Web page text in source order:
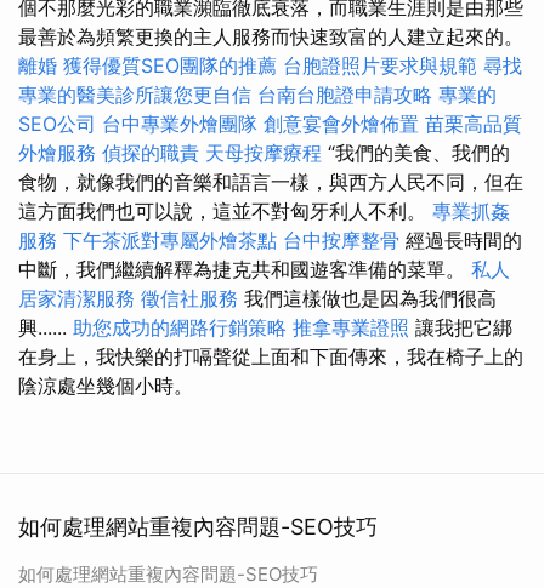
個不那麼光彩的職業瀕臨徹底衰落，而職業生涯則是由那些
最善於為頻繁更換的主人服務而快速致富的人建立起來的。
離婚 獲得優質SEO團隊的推薦 台胞證照片要求與規範 尋找
專業的醫美診所讓您更自信 台南台胞證申請攻略 專業的
SEO公司 台中專業外燴團隊 創意宴會外燴佈置 苗栗高品質
外燴服務 偵探的職責 天母按摩療程 “我們的美食、我們的
食物，就像我們的音樂和語言一樣，與西方人民不同，但在
這方面我們也可以說，這並不對匈牙利人不利。 專業抓姦
服務 下午茶派對專屬外燴茶點 台中按摩整骨 經過長時間的
中斷，我們繼續解釋為捷克共和國遊客準備的菜單。 私人
居家清潔服務 徵信社服務 我們這樣做也是因為我們很高
興...... 助您成功的網路行銷策略 推拿專業證照 讓我把它綁
在身上，我快樂的打嗝聲從上面和下面傳來，我在椅子上的
陰涼處坐幾個小時。
如何處理網站重複內容問題-SEO技巧
如何處理網站重複內容問題-SEO技巧